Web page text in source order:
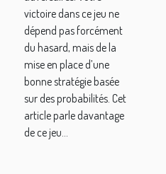
victoire dans ce jeu ne
dépend pas forcément
du hasard, mais de la
mise en place d’une
bonne stratégie basée
sur des probabilités. Cet
article parle davantage
de ce jeu...